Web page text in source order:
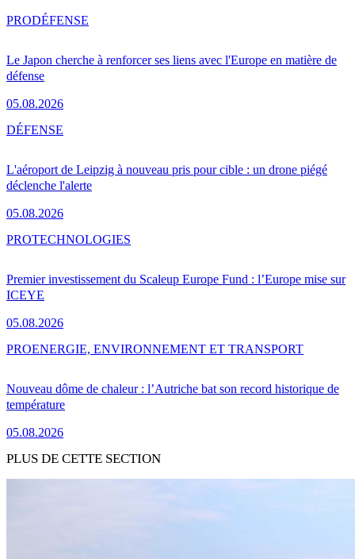
Le Japon cherche à renforcer ses liens avec l'Europe en matière de
défense
05.08.2026
PRODÉFENSE
L'aéroport de Leipzig à nouveau pris pour cible : un drone piégé
déclenche l'alerte
05.08.2026
DÉFENSE
Premier investissement du Scaleup Europe Fund : l’Europe mise sur
ICEYE
05.08.2026
PROTECHNOLOGIES
Nouveau dôme de chaleur : l’Autriche bat son record historique de
température
05.08.2026
PROENERGIE, ENVIRONNEMENT ET TRANSPORT
PLUS DE CETTE SECTION